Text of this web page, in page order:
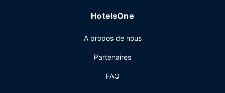
internet gratuit à Internet, un centre d'affaires ouvert 24
2 salles de réunions pouvant accueillir toutes sortes
d'événements. Un parking payant sans service de voiturier
HotelsOne
A propos de nous
Partenaires
FAQ